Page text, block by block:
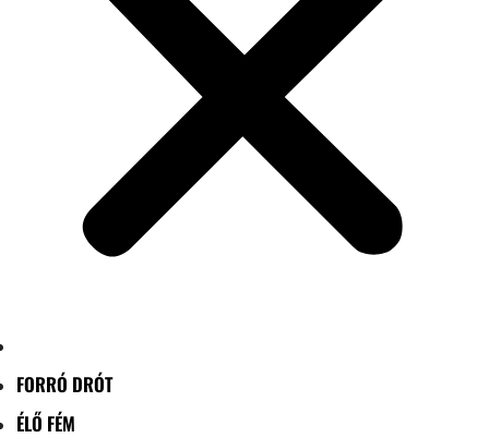
FORRÓ DRÓT
ÉLŐ FÉM